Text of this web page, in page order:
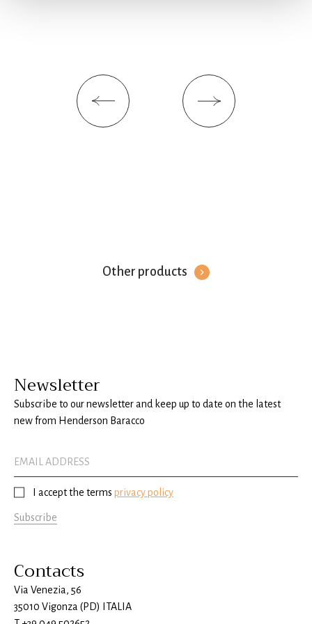
dalla Dichiarazione sui cookie.
Utilizziamo i cookie per personalizzare contenuti ed
annunci, per fornire funzionalità dei social media e per
Other products
Newsletter
Subscribe to our newsletter and keep up to date on the latest
new from Henderson Baracco
I accept the terms privacy policy
Subscribe
Contacts
Via Venezia, 56
35010 Vigonza (PD) ITALIA